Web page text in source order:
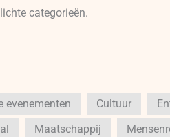
categorieën.
evenementen Cultuur
Maatschappij